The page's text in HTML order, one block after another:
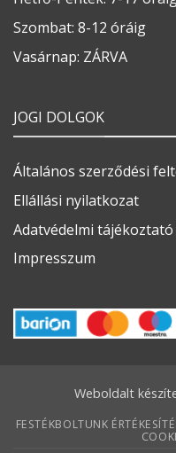
Szombat: 8-12 óráig
Vasárnap: ZÁRVA
JOGI DOLGOK
Általános szerződési
Ellállási nyilatkozat
Adatvédelmi tájékoztató
Impresszum
Weboldalt
FESTÉKBOLTUNK